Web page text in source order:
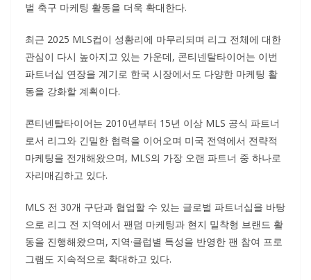
벌 축구 마케팅 활동을 더욱 확대한다.
최근 2025 MLS컵이 성황리에 마무리되며 리그 전체에 대한
관심이 다시 높아지고 있는 가운데, 콘티넨탈타이어는 이번
파트너십 연장을 계기로 한국 시장에서도 다양한 마케팅 활
동을 강화할 계획이다.
콘티넨탈타이어는 2010년부터 15년 이상 MLS 공식 파트너
로서 리그와 긴밀한 협력을 이어오며 미국 전역에서 전략적
마케팅을 전개해왔으며, MLS의 가장 오랜 파트너 중 하나로
자리매김하고 있다.
MLS 전 30개 구단과 협업할 수 있는 글로벌 파트너십을 바탕
으로 리그 전 지역에서 팬덤 마케팅과 현지 밀착형 브랜드 활
동을 진행해왔으며, 지역·클럽별 특성을 반영한 팬 참여 프로
그램도 지속적으로 확대하고 있다.